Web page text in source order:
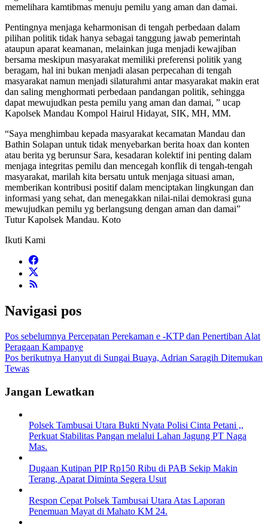
memelihara kamtibmas menuju pemilu yang aman dan damai.
Pentingnya menjaga keharmonisan di tengah perbedaan dalam
pilihan politik tidak hanya sebagai tanggung jawab pemerintah
ataupun aparat keamanan, melainkan juga menjadi kewajiban
bersama meskipun masyarakat memiliki preferensi politik yang
beragam, hal ini bukan menjadi alasan perpecahan di tengah
masyarakat namun menjadi silaturahmi antar masyarakat makin erat
dan saling menghormati perbedaan pandangan politik, sehingga
dapat mewujudkan pesta pemilu yang aman dan damai, ” ucap
Kapolsek Mandau Kompol Hairul Hidayat, SIK, MH, MM.
“Saya menghimbau kepada masyarakat kecamatan Mandau dan
Bathin Solapan untuk tidak menyebarkan berita hoax dan konten
atau berita yg berunsur Sara, kesadaran kolektif ini penting dalam
menjaga integritas pemilu dan mencegah konflik di tengah-tengah
masyarakat, marilah kita bersatu untuk menjaga situasi aman,
memberikan kontribusi positif dalam menciptakan lingkungan dan
informasi yang sehat, dan menegakkan nilai-nilai demokrasi guna
mewujudkan pemilu yg berlangsung dengan aman dan damai”
Tutur Kapolsek Mandau. Koto
Ikuti Kami
Navigasi pos
Pos sebelumnya Percepatan Perekaman e -KTP dan Penertiban Alat
Peragaan Kampanye
Pos berikutnya Hanyut di Sungai Buaya, Adrian Saragih Ditemukan
Tewas
Jangan Lewatkan
Polsek Tambusai Utara Bukti Nyata Polisi Cinta Petani ,,
Perkuat Stabilitas Pangan melalui Lahan Jagung PT Naga
Mas.
Dugaan Kutipan PIP Rp150 Ribu di PAB Sekip Makin
Terang, Aparat Diminta Segera Usut
Respon Cepat Polsek Tambusai Utara Atas Laporan
Penemuan Mayat di Mahato KM 24.